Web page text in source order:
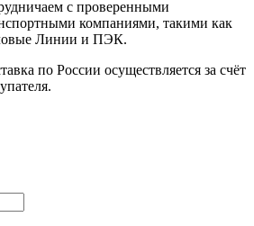
с проверенными
компаниями, такими как
Линии и ПЭК.
по России осуществляется за счёт